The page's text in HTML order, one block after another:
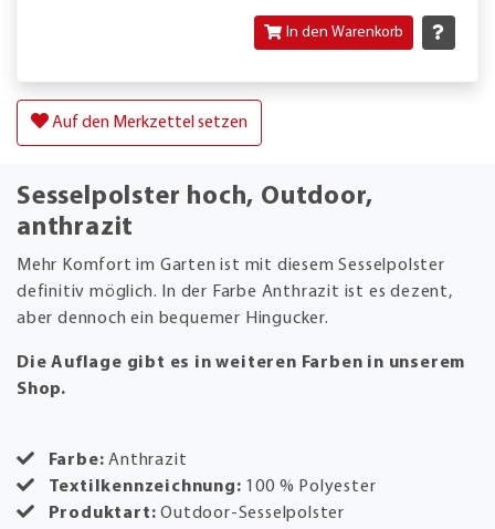
In den Warenkorb
Auf den Merkzettel setzen
Sesselpolster hoch, Outdoor,
anthrazit
Mehr Komfort im Garten ist mit diesem Sesselpolster
definitiv möglich. In der Farbe Anthrazit ist es dezent,
aber dennoch ein bequemer Hingucker.
Die Auflage gibt es in weiteren Farben in unserem
Shop.
Farbe: Anthrazit
Textilkennzeichnung: 100 % Polyester
Produktart:Outdoor-Sesselpolster